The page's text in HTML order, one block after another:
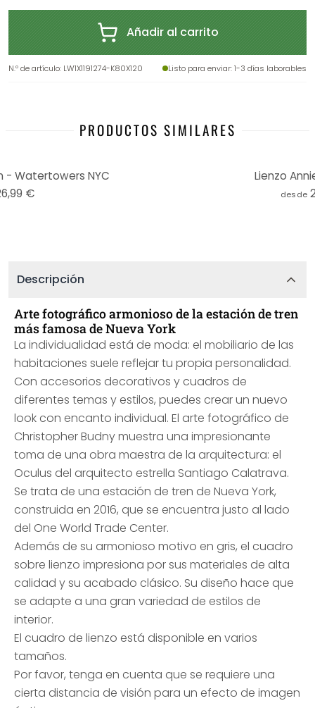
Añadir al carrito
N.º de artículo: LW1X1191274-K80X120 Listo para enviar: 1-3 días laborables
PRODUCTOS SIMILARES
- Watertowers NYC
€
Lienzo
desde
Descripción
Arte fotográfico armonioso de la estación de tren
más famosa de Nueva York
La individualidad está de moda: el mobiliario de las
habitaciones suele reflejar tu propia personalidad.
Con accesorios decorativos y cuadros de
diferentes temas y estilos, puedes crear un nuevo
look con encanto individual. El arte fotográfico de
Christopher Budny muestra una impresionante
toma de una obra maestra de la arquitectura: el
Oculus del arquitecto estrella Santiago Calatrava.
Se trata de una estación de tren de Nueva York,
construida en 2016, que se encuentra justo al lado
del One World Trade Center.
Además de su armonioso motivo en gris, el cuadro
sobre lienzo impresiona por sus materiales de alta
calidad y su acabado clásico. Su diseño hace que
se adapte a una gran variedad de estilos de
interior.
El cuadro de lienzo está disponible en varios
tamaños.
Por favor, tenga en cuenta que se requiere una
cierta distancia de visión para un efecto de imagen